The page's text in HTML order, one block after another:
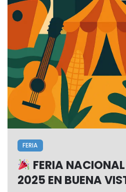
FERIA
FERIA
2025 EN BUENA